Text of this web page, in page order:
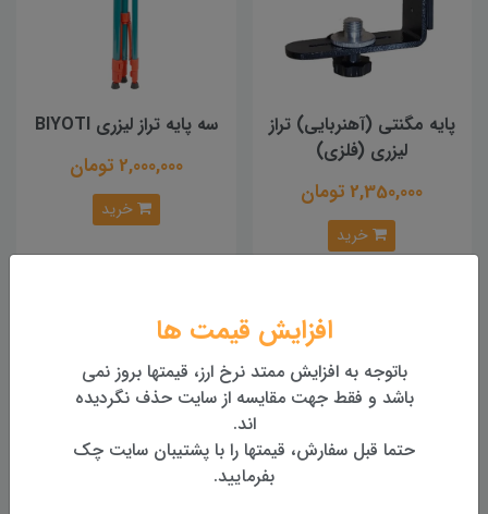
پایه مگنتی (آهنربایی) تراز
لیزری (فلزی)
2,350,000 تومان
خرید
سه پایه تراز لیزری BIYOTI
2,000,000 تومان
خرید
افزایش قیمت ها
باتوجه به افزایش ممتد نرخ ارز، قیمتها بروز نمی
باشد و فقط جهت مقایسه از سایت حذف نگردیده
اند.
حتما قبل سفارش، قیمتها را با پشتیبان سایت چک
بفرمایید.